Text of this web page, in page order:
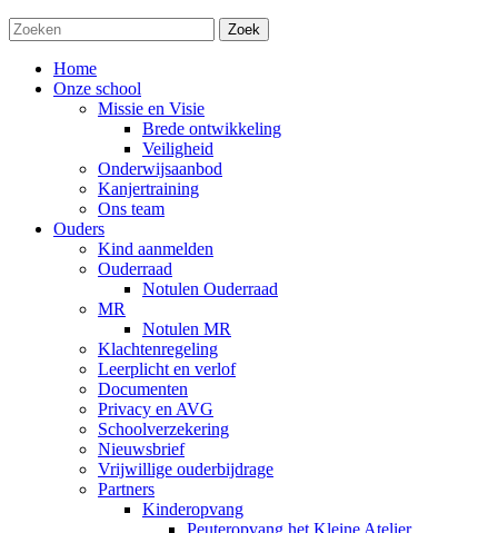
Zoek
Home
Onze school
Missie en Visie
Brede ontwikkeling
Veiligheid
Onderwijsaanbod
Kanjertraining
Ons team
Ouders
Kind aanmelden
Ouderraad
Notulen Ouderraad
MR
Notulen MR
Klachtenregeling
Leerplicht en verlof
Documenten
Privacy en AVG
Schoolverzekering
Nieuwsbrief
Vrijwillige ouderbijdrage
Partners
Kinderopvang
Peuteropvang het Kleine Atelier